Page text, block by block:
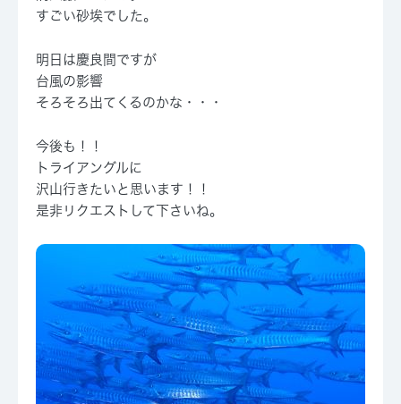
すごい砂埃でした。
明日は慶良間ですが
台風の影響
そろそろ出てくるのかな・・・
今後も！！
トライアングルに
沢山行きたいと思います！！
是非リクエストして下さいね。